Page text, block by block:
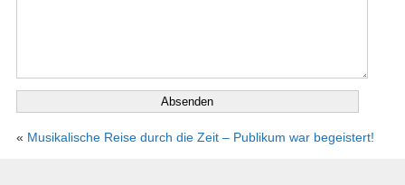
« Musikalische Reise durch die Zeit – Publikum war begeistert!